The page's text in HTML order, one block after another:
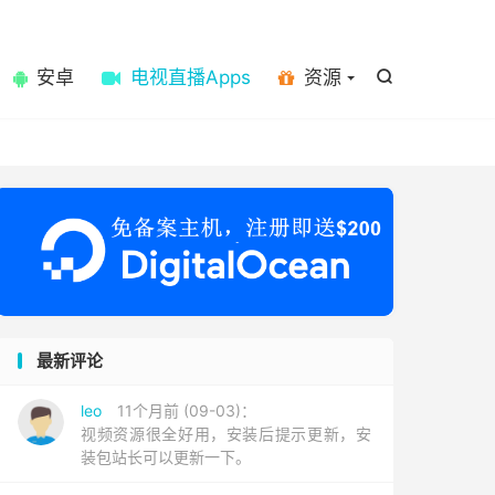

安卓 电视直播Apps 资源
最新评论
leo
11个月前 (09-03)：
视频资源很全好用，安装后提示更新，安
装包站长可以更新一下。